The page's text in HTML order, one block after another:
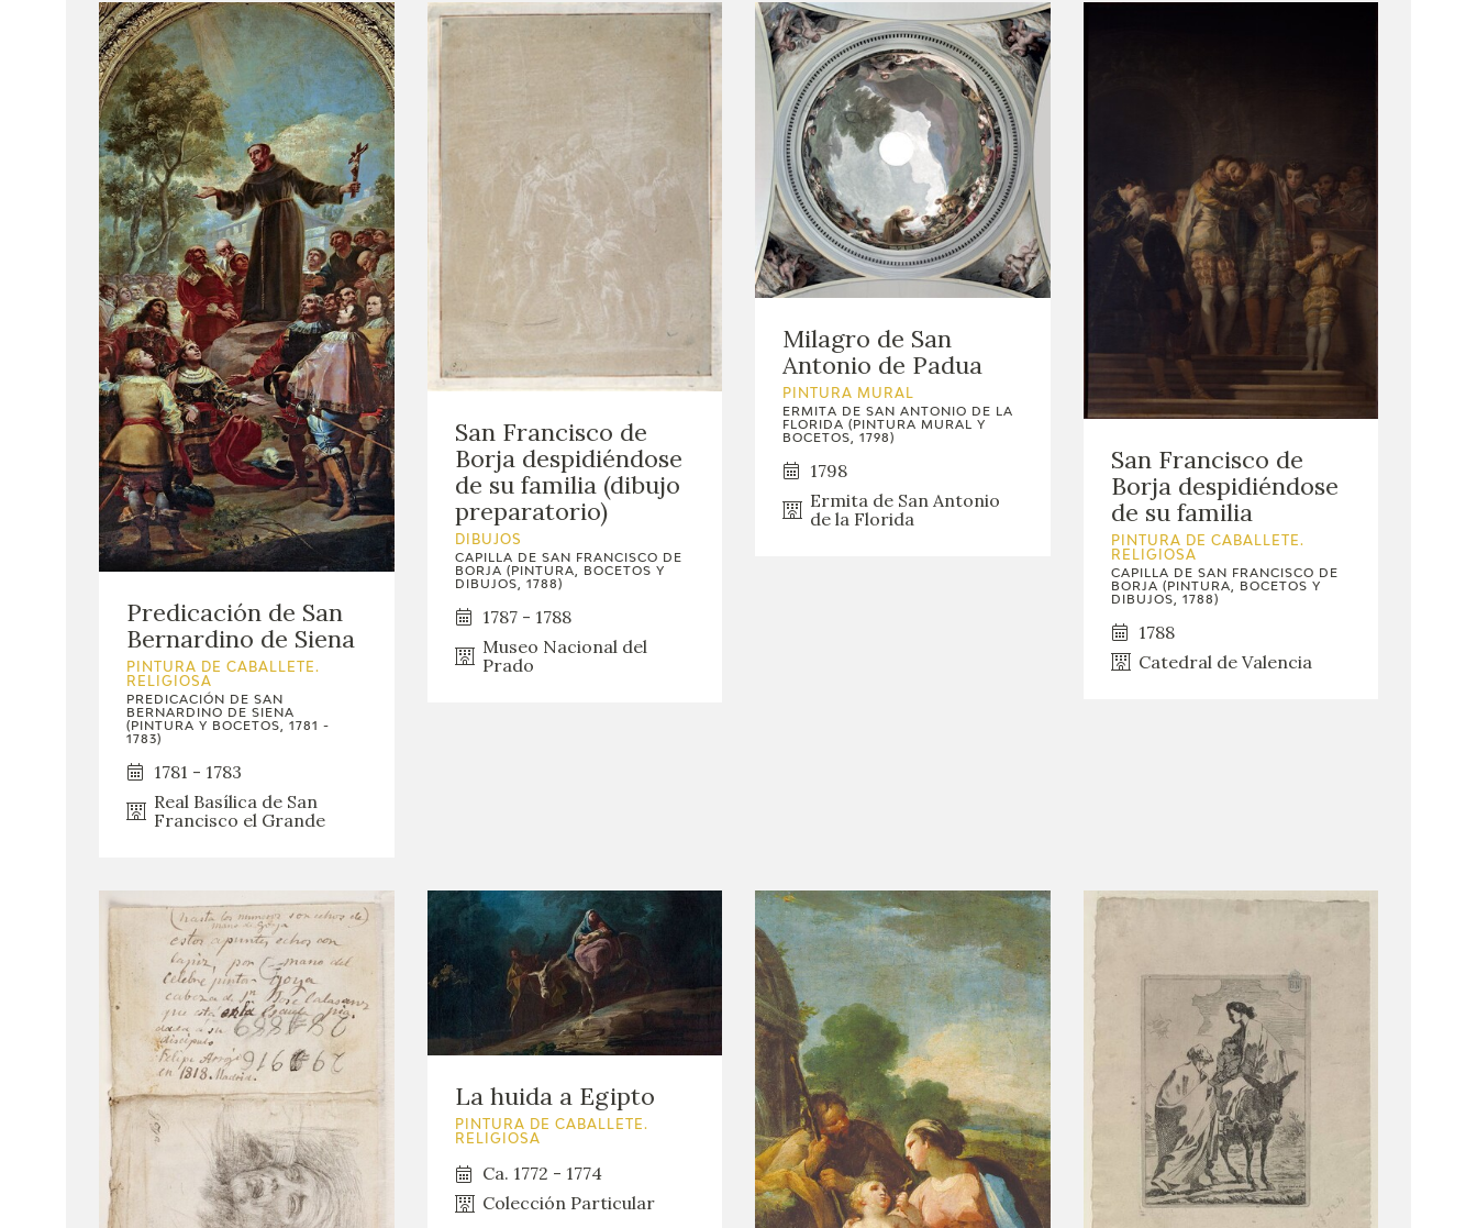
Predicación de San
Bernardino de Siena
PINTURA DE CABALLETE.
RELIGIOSA
PREDICACIÓN DE SAN
BERNARDINO DE SIENA
(PINTURA Y BOCETOS, 1781 -
1783)
1781 - 1783
Real Basílica de San
Francisco el Grande
San Francisco de
Borja despidiéndose
de su familia (dibujo
preparatorio)
DIBUJOS
CAPILLA DE SAN FRANCISCO DE
BORJA (PINTURA, BOCETOS Y
DIBUJOS, 1788)
1787 - 1788
Museo Nacional del
Prado
Milagro de San
Antonio de Padua
PINTURA MURAL
ERMITA DE SAN ANTONIO DE LA
FLORIDA (PINTURA MURAL Y
BOCETOS, 1798)
1798
Ermita de San Antonio
de la Florida
San Francisco de
Borja despidiéndose
de su familia
PINTURA DE CABALLETE.
RELIGIOSA
CAPILLA DE SAN FRANCISCO DE
BORJA (PINTURA, BOCETOS Y
DIBUJOS, 1788)
1788
Catedral de Valencia
La huida a Egipto
PINTURA DE CABALLETE.
RELIGIOSA
Ca. 1772 - 1774
Colección Particular